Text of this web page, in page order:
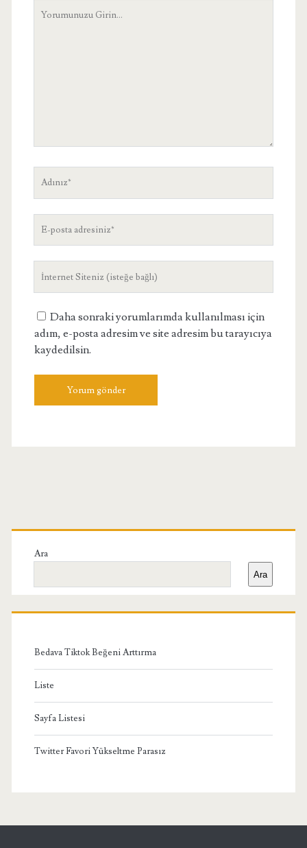
Yorumunuz
posta
Site
Daha sonraki yorumlarımda kullanılması için
adım, e-posta adresim ve site adresim bu tarayıcıya
kaydedilsin.
Birincil
Yan
Menü
Ara
Ara
Bedava Tiktok Beğeni Arttırma
Liste
Sayfa Listesi
Twitter Favori Yükseltme Parasız